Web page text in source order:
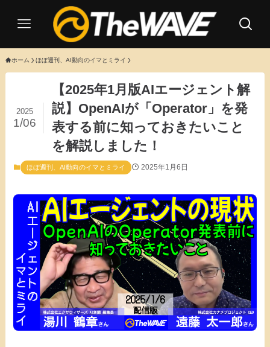
ホーム ほぼ週刊、AI動向のイマとミライ
【2025年1月版AIエージェント解
説】OpenAIが「Operator」を発
表する前に知っておきたいこと
を解説しました！
2025
1/06
ほぼ週刊、AI動向のイマとミライ 2025年1月6日